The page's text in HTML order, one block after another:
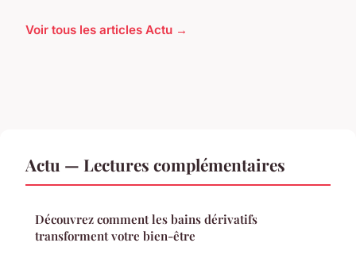
Voir tous les articles Actu →
Actu — Lectures complémentaires
Découvrez comment les bains dérivatifs
transforment votre bien-être